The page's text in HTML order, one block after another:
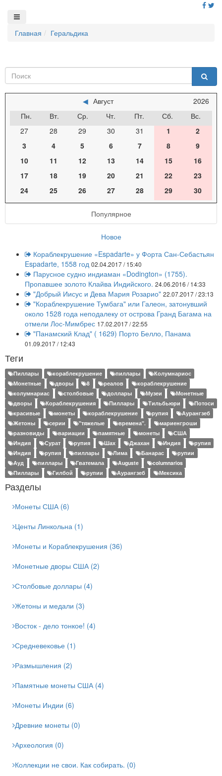
Главная Геральдика
◀ Август
2026
Пн.
Вт. Ср. Чт. Пт. Сб.
Вс.
27
28 29 30 31 1
2
3
4 5 6 7 8
9
10
11 12 13 14 15
16
17
18 19 20 21 22
23
24
25 26 27 28 29 30
Популярное
Новое
Кораблекрушение «Espadarte» у Форта Сан-Себастьян
Espadarte, 1558 год 02.04.2017 / 15:40
Парусное судно индиаман «Dodington» (1755).
Пропавшее золото Клайва Индийского. 24.06.2016 / 14:33
"Добрый Иисус и Дева Мария Розарио" 22.07.2017 / 23:13
"Кораблекрушение Тумбага" или Галеон, затонувший
около 1528 года неподалеку от острова Гранд Багама на
отмели Лос-Мимбрес 17.02.2017 / 22:55
"Панамский Клад" ( 1629) Порто Белло, Панама
01.09.2017 / 12:43
Теги
Пиллары кораблекрушение пиллары
Колумнариос
Монетные
дворы 8 реалов
кораблекрушение
колумнариас
столбовые доллары Музеи
Монетные
дворы
Кораблекрушения Пиллары Тильбьюри
Потоси
красивые
монеты кораблекрушение рупия
Аурангзеб
Жетоны
серии "тяжелые времена".
мариенгроши
разновиды
вариации памятные монеты
США
Индия
Сурат рупия Шах Джахан Индия
рупия
Индия
рупия пиллары Лима Банарас
рупии
Ауд
пиллары Гватемала Auguste
columnarios
Пиллары
Гилбой рупии Аурангзеб Мексика
Разделы
Монеты США (6)
Центы Линкольна (1)
Монеты и Кораблекрушения (36)
Монетные дворы США (2)
Столбовые доллары (4)
Жетоны и медали (3)
Восток - дело тонкое! (4)
Средневековье (1)
Размышления (2)
Памятные монеты США (4)
Монеты Индии (6)
Древние монеты (0)
Археология (0)
Коллекции не свои. Как собирать. (0)